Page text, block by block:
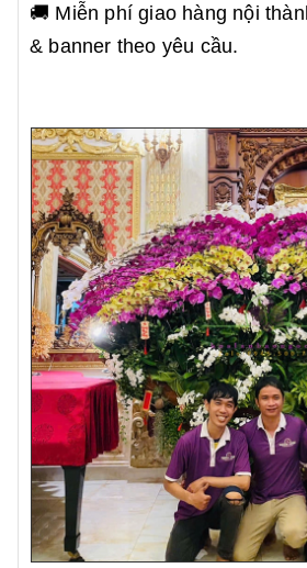
🚚 Miễn phí giao hàng nội
& banner theo yêu cầu.